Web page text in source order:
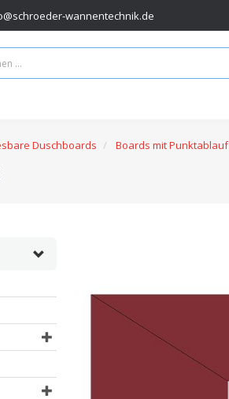
wannentechnik.de
Duschboards Boards mit Punktablauf